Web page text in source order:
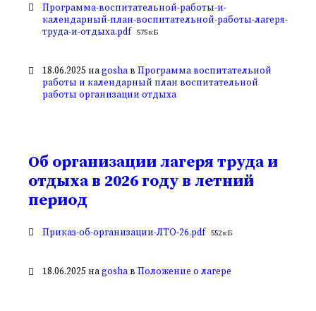
Вложения
Программа-воспитательной-работы-и-
календарный-план-воспитательной-работы-лагеря-
труда-и-отдыха.pdf Размер
575 кБ
18.06.2025 наgosha в Программа воспитательной
работы и календарный план воспитательной
работы организации отдыха
Об организации лагеря труда и
отдыха в 2026 году в летний
период
Вложения
Приказ-об-организации-ЛТО-26.pdf Размер
552 кБ
18.06.2025 наgosha в Положение о лагере